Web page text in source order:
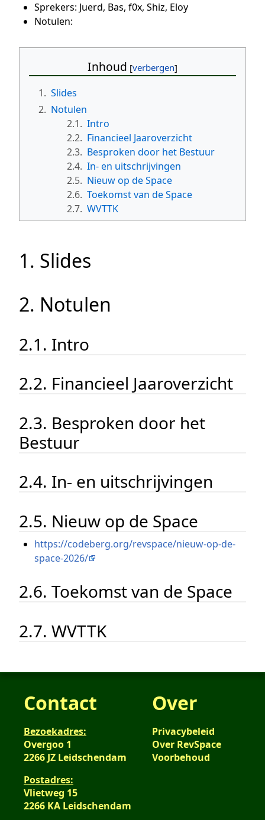
Sprekers: Juerd, Bas, f0x, Shiz, Eloy
Notulen:
Inhoud
1. Slides
2. Notulen
2.1. Intro
2.2. Financieel Jaaroverzicht
2.3. Besproken door het Bestuur
2.4. In- en uitschrijvingen
2.5. Nieuw op de Space
2.6. Toekomst van de Space
2.7. WVTTK
1. Slides
2. Notulen
2.1. Intro
2.2. Financieel Jaaroverzicht
2.3. Besproken door het
Bestuur
2.4. In- en uitschrijvingen
2.5. Nieuw op de Space
https://codeberg.org/revspace/nieuw-op-de-
space-2026/
2.6. Toekomst van de Space
2.7. WVTTK
Contact
Bezoekadres:
Overgoo 1
2266 JZ Leidschendam
Postadres:
Vlietweg 15
2266 KA Leidschendam
Over
Privacybeleid
Over RevSpace
Voorbehoud